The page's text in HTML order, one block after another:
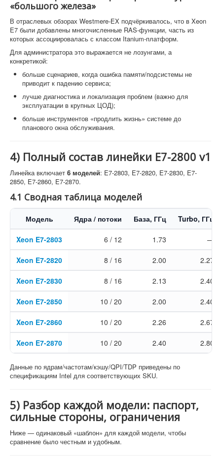
«большого железа»
В отраслевых обзорах Westmere-EX подчёркивалось, что в Xeon
E7 были добавлены многочисленные RAS-функции, часть из
которых ассоциировалась с классом Itanium-платформ.
Для администратора это выражается не лозунгами, а
конкретикой:
больше сценариев, когда ошибка памяти/подсистемы не
приводит к падению сервиса;
лучше диагностика и локализация проблем (важно для
эксплуатации в крупных ЦОД);
больше инструментов «продлить жизнь» системе до
планового окна обслуживания.
4) Полный состав линейки E7-2800 v1
Линейка включает 6 моделей: E7-2803, E7-2820, E7-2830, E7-
2850, E7-2860, E7-2870.
4.1 Сводная таблица моделей
Модель Ядра / потоки База, ГГц Turbo, ГГц
Xeon E7-2803 6 / 12 1.73 —
Xeon E7-2820 8 / 16 2.00 2.27
Xeon E7-2830 8 / 16 2.13 2.40
Xeon E7-2850 10 / 20 2.00 2.40
Xeon E7-2860 10 / 20 2.26 2.67
Xeon E7-2870 10 / 20 2.40 2.80
Данные по ядрам/частотам/кэшу/QPI/TDP приведены по
спецификациям Intel для соответствующих SKU.
5) Разбор каждой модели: паспорт,
сильные стороны, ограничения
Ниже — одинаковый «шаблон» для каждой модели, чтобы
сравнение было честным и удобным.